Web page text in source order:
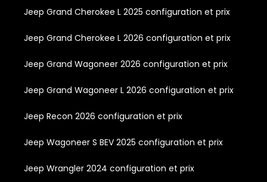
Jeep Grand Cherokee L 2025 configuration et prix
Jeep Grand Cherokee L 2026 configuration et prix
Jeep Grand Wagoneer 2026 configuration et prix
Jeep Grand Wagoneer L 2026 configuration et prix
Jeep Recon 2026 configuration et prix
Jeep Wagoneer S BEV 2025 configuration et prix
Jeep Wrangler 2024 configuration et prix